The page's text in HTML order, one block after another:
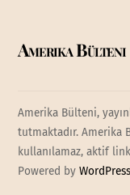
Amerika Bülteni
Amerika Bülteni,
tutmaktadır. Amerika
kullanılamaz, aktif
Powered byWordPress